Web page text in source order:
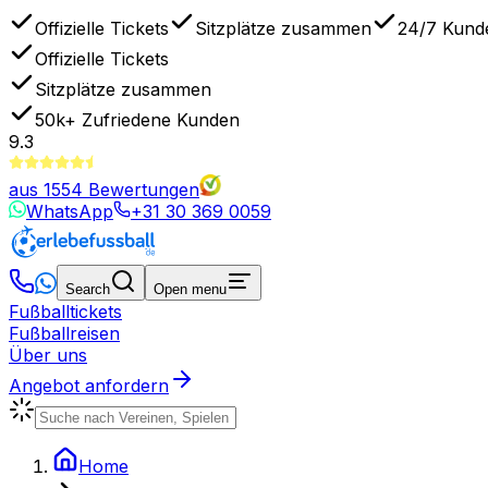
Offizielle Tickets Sitzplätze zusammen
24/7
Offizielle Tickets
Sitzplätze zusammen
50k+ Zufriedene Kunden
9.3
aus 1554 Bewertungen
WhatsApp
+31 30 369 0059
Search Open menu
Fußballtickets
Fußballreisen
Über uns
Angebot anfordern
Home